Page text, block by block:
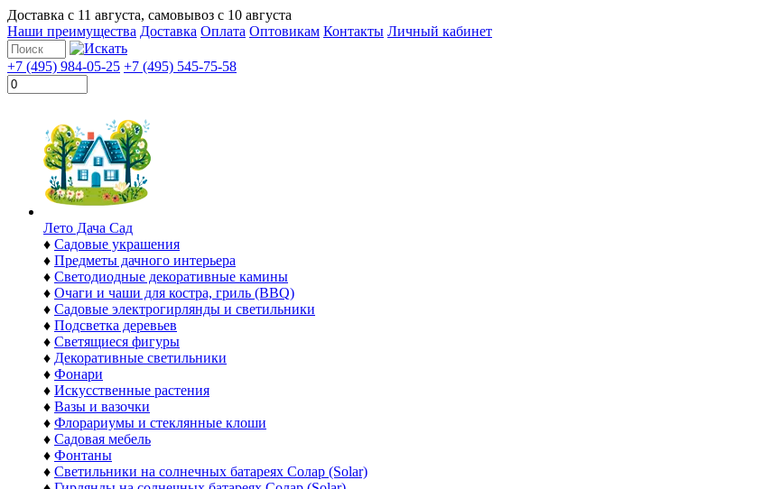
Доставка с 11 августа, самовывоз с 10 августа
Наши преимущества Доставка Оплата Оптовикам Контакты Личный кабинет
+7 (495) 984-05-25 +7 (495) 545-75-58
Лето Дача Сад
♦ Садовые украшения
♦ Предметы дачного интерьера
♦ Светодиодные декоративные камины
♦ Очаги и чаши для костра, гриль (BBQ)
♦ Садовые электрогирлянды и светильники
♦ Подсветка деревьев
♦ Светящиеся фигуры
♦ Декоративные светильники
♦ Фонари
♦ Искусственные растения
♦ Вазы и вазочки
♦ Флорариумы и стеклянные клоши
♦ Садовая мебель
♦ Фонтаны
♦ Светильники на солнечных батареях Солар (Solar)